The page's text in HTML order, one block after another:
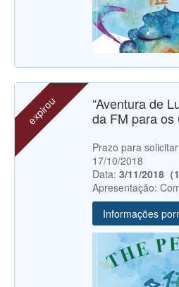
expirou
“Aventura de
da FM para os
Prazo para
17/10/2018
Data: 3/11/2018（
Apresentação:
Informações